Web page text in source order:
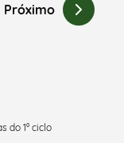
Próximo
do 1º ciclo